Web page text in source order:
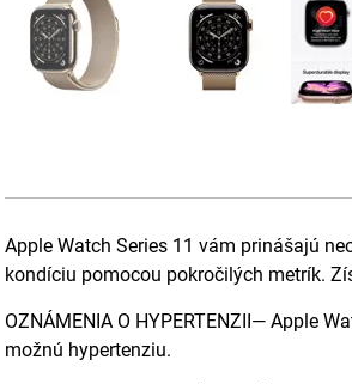
Apple Watch Series 11 vám prinášajú
kondíciu pomocou pokročilých metrík.
OZNÁMENIA O HYPERTENZII— Apple
možnú hypertenziu.